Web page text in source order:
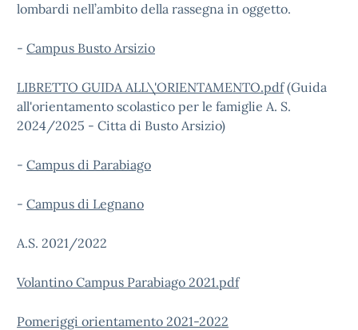
lombardi nell’ambito della rassegna in oggetto.
- Campus Busto Arsizio
LIBRETTO GUIDA ALL\'ORIENTAMENTO.pdf(Guida
all'orientamento scolastico per le famiglie A. S.
2024/2025 - Citta di Busto Arsizio)
- Campus di Parabiago
- Campus di Legnano
A.S. 2021/2022
Volantino Campus Parabiago 2021.pdf
Pomeriggi orientamento 2021-2022